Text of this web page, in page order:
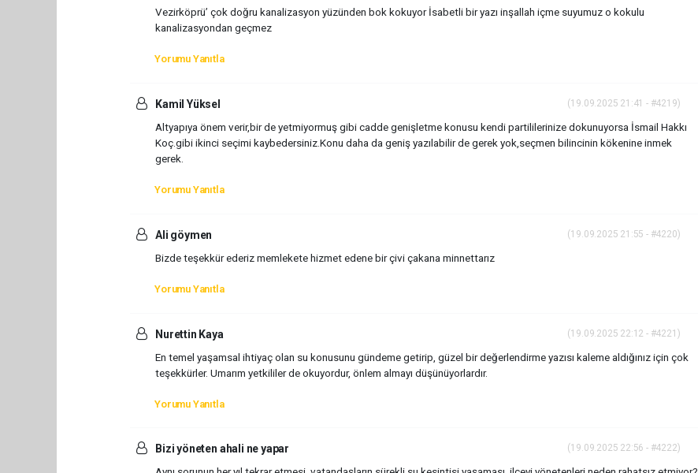
Vezirköprü’ çok doğru kanalizasyon yüzünden bok kokuyor İsabetli bir yazı inşallah içme suyumuz o kokulu
kanalizasyondan geçmez
Yorumu Yanıtla
Kamil Yüksel (19.09.2025 21:41 - #4219)
Altyapıya önem verir,bir de yetmiyormuş gibi cadde genişletme konusu kendi partililerinize dokunuyorsa İsmail Hakkı
Koç.gibi ikinci seçimi kaybedersiniz.Konu daha da geniş yazılabilir de gerek yok,seçmen bilincinin kökenine inmek
gerek.
Yorumu Yanıtla
Ali göymen (19.09.2025 21:55 - #4220)
Bizde teşekkür ederiz memlekete hizmet edene bir çivi çakana minnettarız
Yorumu Yanıtla
Nurettin Kaya (19.09.2025 22:12 - #4221)
En temel yaşamsal ihtiyaç olan su konusunu gündeme getirip, güzel bir değerlendirme yazısı kaleme aldığınız için çok
teşekkürler. Umarım yetkililer de okuyordur, önlem almayı düşünüyorlardır.
Yorumu Yanıtla
Bizi yöneten ahali ne yapar (19.09.2025 22:56 - #4222)